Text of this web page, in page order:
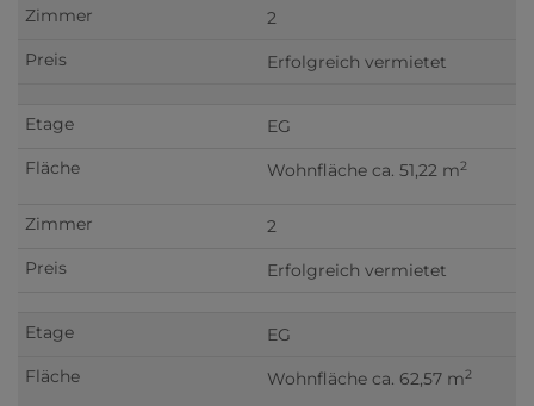
2
Erfolgreich vermietet
EG
Wohnfläche ca. 51,22 m2
2
Erfolgreich vermietet
EG
Wohnfläche ca. 62,57 m2